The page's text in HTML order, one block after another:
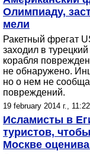
Олимпиаду,
мели
Ракетный фрегат
заходил в
корабля
не обнаружено.
но о нем не
повреждений.
19 february 2014 г., 11:22
Исламисты в
туристов,
Москве